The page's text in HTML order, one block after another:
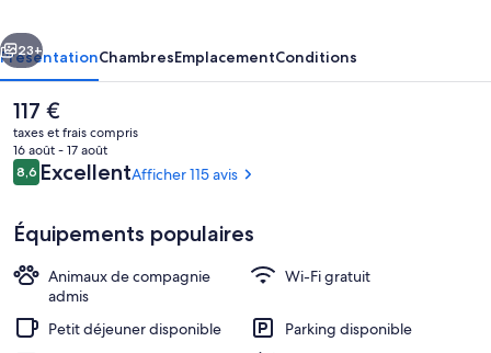
Cour
Suivant
23+
PrésentationChambresEmplacementConditions
Le
prix
actuel
est
de
117 €
taxes et frais compris
16 août - 17 août
Avis
voyageurs
8,68,6 sur 10
ExcellentAfficher 115 avis
Équipements populaires
Animaux de compagnie
admis
Wi-Fi gratuit
Petit déjeuner disponible
Parking disponible